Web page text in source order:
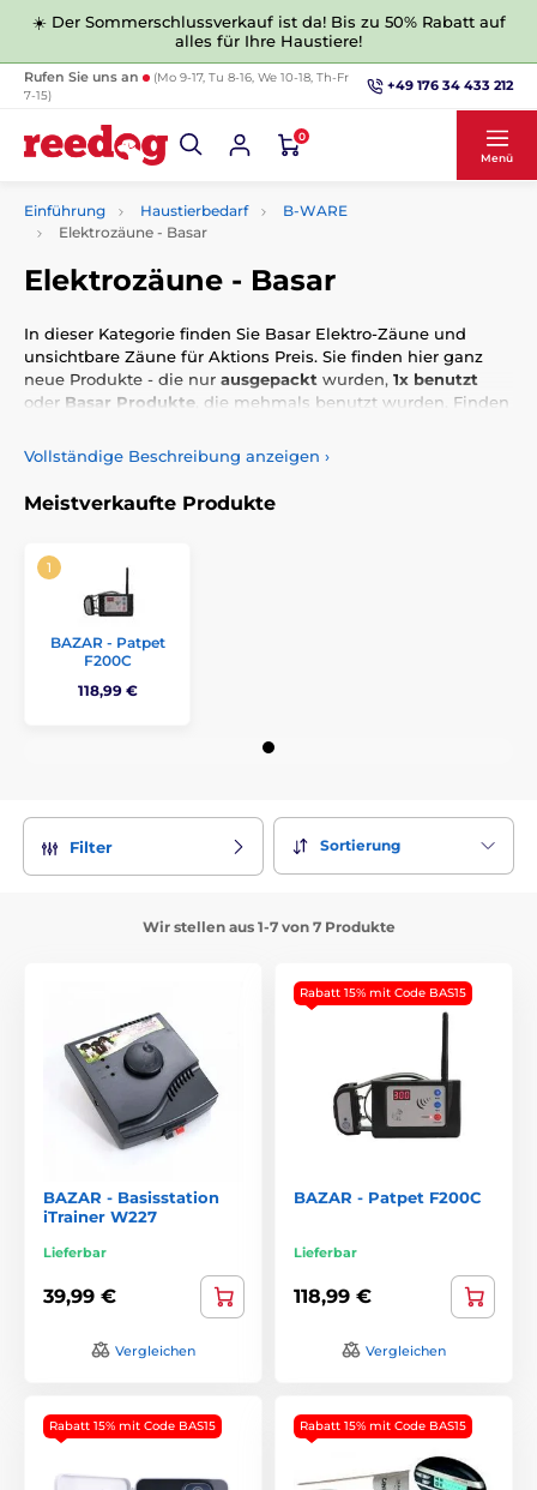
☀️ Der Sommerschlussverkauf ist da! Bis zu 50% Rabatt auf
alles für Ihre Haustiere!
Rufen Sie uns an
(Mo 9-17, Tu 8-16, We 10-18, Th-Fr
7-15)
+49 176 34 433 212
0
Menü
Einführung Haustierbedarf
B-WARE
Elektrozäune - Basar
Elektrozäune - Basar
In dieser Kategorie finden Sie Basar Elektro-Zäune und
unsichtbare Zäune für Aktions Preis. Sie finden hier ganz
neue Produkte - die nur ausgepackt wurden, 1x benutzt
oder Basar Produkte , die mehmals benutzt wurden. Finden
und einer
6-Monatlichen Garantie
Vollständige Beschreibung anzeigen ›
Meistverkaufte Produkte
BAZAR - Patpet
F200C
118,99 €
Filter Sortierung
Wir stellen aus 1-7 von 7 Produkte
BAZAR - Basisstation
iTrainer W227
Lieferbar
39,99 €
Vergleichen
Rabatt 15% mit Code BAS15
BAZAR - Patpet F200C
Lieferbar
118,99 €
Vergleichen
Rabatt 15% mit Code BAS15 Rabatt 15% mit Code BAS15